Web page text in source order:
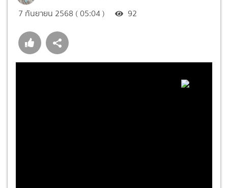
7 กันยายน 2568 ( 05:04 ) 92